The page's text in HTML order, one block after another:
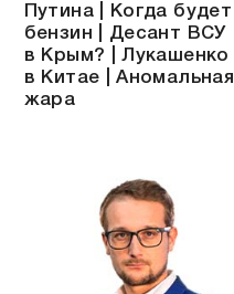
Путина | Когда будет
бензин | Десант ВСУ
в Крым? | Лукашенко
в Китае | Аномальная
жара